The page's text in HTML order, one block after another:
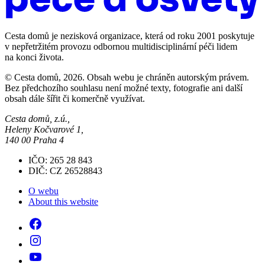
Cesta domů je nezisková organizace, která od roku 2001 poskytuje
v nepřetržitém provozu odbornou multidisciplinární péči lidem
na konci života.
© Cesta domů, 2026. Obsah webu je chráněn autorským právem.
Bez předchozího souhlasu není možné texty, fotografie ani další
obsah dále šířit či komerčně využívat.
Cesta domů, z.ú.,
Heleny Kočvarové 1,
140 00 Praha 4
IČO: 265 28 843
DIČ: CZ 26528843
O webu
About this website